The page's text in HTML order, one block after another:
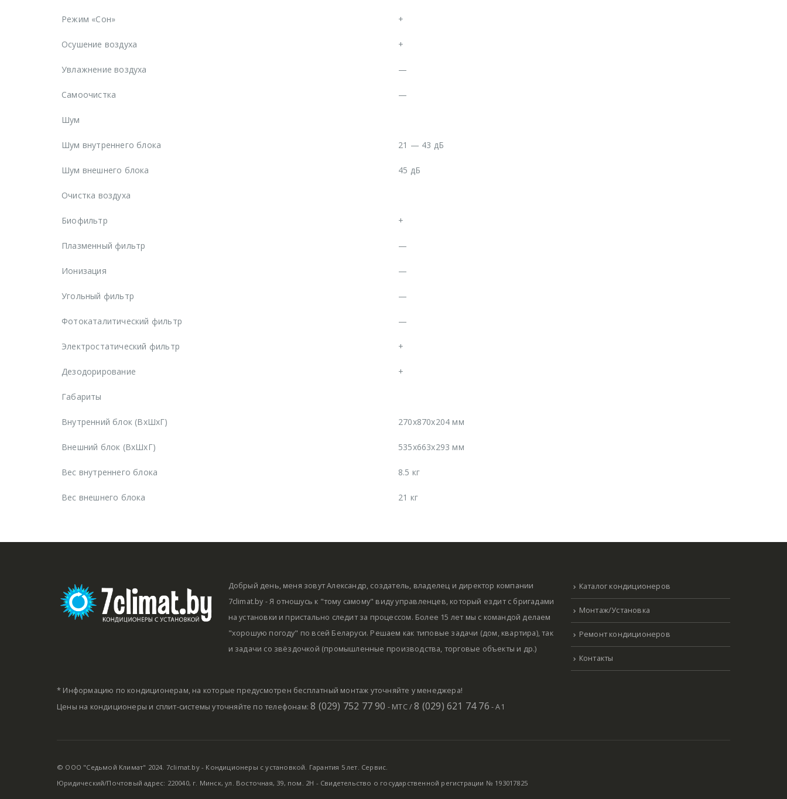
Режим «Сон» +
Осушение воздуха +
Увлажнение воздуха —
Самоочистка —
Шум
Шум внутреннего блока 21 — 43 дБ
Шум внешнего блока 45 дБ
Очистка воздуха
Биофильтр +
Плазменный фильтр —
Ионизация —
Угольный фильтр —
Фотокаталитический фильтр —
Электростатический фильтр +
Дезодорирование +
Габариты
Внутренний блок (ВхШхГ) 270х870х204 мм
Внешний блок (ВхШхГ) 535х663х293 мм
Вес внутреннего блока 8.5 кг
Вес внешнего блока 21 кг
Добрый день, меня зовут Александр, создатель, владелец и директор компании
7climat.by - Я отношусь к "тому самому" виду управленцев, который ездит с бригадами
на установки и пристально следит за процессом. Более 15 лет мы с командой делаем
"хорошую погоду" по всей Беларуси. Решаем как типовые задачи (дом, квартира), так
и задачи со звёздочкой (промышленные производства, торговые объекты и др.)
Каталог кондиционеров
Монтаж/Установка
Ремонт кондиционеров
Контакты
* Информацию по кондиционерам, на которые предусмотрен бесплатный монтаж уточняйте у менеджера!
Цены на кондиционеры и сплит-системы уточняйте по телефонам:8 (029) 752 77 90 - МТС /8 (029) 621 74 76 - А1
© ООО "Седьмой Климат" 2024. 7climat.by - Кондиционеры с установкой. Гарантия 5 лет. Сервис.
Юридический/Почтовый адрес: 220040, г. Минск, ул. Восточная, 39, пом. 2Н - Свидетельство о государственной регистрации № 193017825